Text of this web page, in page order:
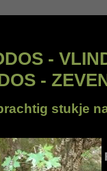
-
-
stukje